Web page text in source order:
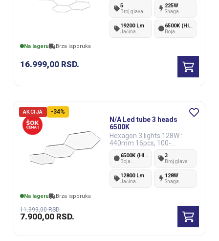
Na lageru Brza isporuka
16.999,00 RSD.
PC 5
Broj glava
225W
Snaga
19200 Lm
Jačina
6500K (Hladno bela)
Boja
AKCIJA -34%
Na lageru Brza isporuka
11.999,00RSD.
7.900,00 RSD.
N/A Led tube 3 heads
6500K
Hexagon 3 lights 128W :
440mm 16pcs, 100-
PC
6500K (Hladno bela)
Boja
3
Broj glava
12800 Lm
Jačina
128W
Snaga